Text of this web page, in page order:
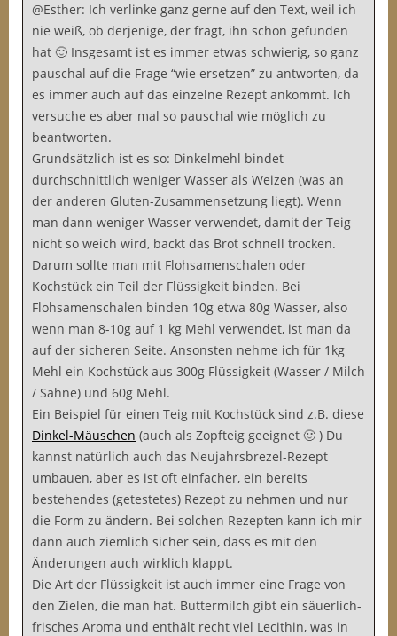
@Esther: Ich verlinke ganz gerne auf den Text, weil ich
nie weiß, ob derjenige, der fragt, ihn schon gefunden
hat 🙂 Insgesamt ist es immer etwas schwierig, so ganz
pauschal auf die Frage “wie ersetzen” zu antworten, da
es immer auch auf das einzelne Rezept ankommt. Ich
versuche es aber mal so pauschal wie möglich zu
beantworten.
Grundsätzlich ist es so: Dinkelmehl bindet
durchschnittlich weniger Wasser als Weizen (was an
der anderen Gluten-Zusammensetzung liegt). Wenn
man dann weniger Wasser verwendet, damit der Teig
nicht so weich wird, backt das Brot schnell trocken.
Darum sollte man mit Flohsamenschalen oder
Kochstück ein Teil der Flüssigkeit binden. Bei
Flohsamenschalen binden 10g etwa 80g Wasser, also
wenn man 8-10g auf 1 kg Mehl verwendet, ist man da
auf der sicheren Seite. Ansonsten nehme ich für 1kg
Mehl ein Kochstück aus 300g Flüssigkeit (Wasser / Milch
/ Sahne) und 60g Mehl.
Ein Beispiel für einen Teig mit Kochstück sind z.B. diese
Dinkel-Mäuschen (auch als Zopfteig geeignet 🙂 ) Du
kannst natürlich auch das Neujahrsbrezel-Rezept
umbauen, aber es ist oft einfacher, ein bereits
bestehendes (getestetes) Rezept zu nehmen und nur
die Form zu ändern. Bei solchen Rezepten kann ich mir
dann auch ziemlich sicher sein, dass es mit den
Änderungen auch wirklich klappt.
Die Art der Flüssigkeit ist auch immer eine Frage von
den Zielen, die man hat. Buttermilch gibt ein säuerlich-
frisches Aroma und enthält recht viel Lecithin, was in